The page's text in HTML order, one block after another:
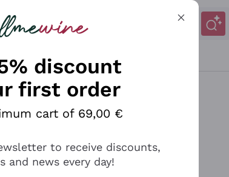
discount
first order
cart of 69,00 €
to receive discounts,
and news every day!